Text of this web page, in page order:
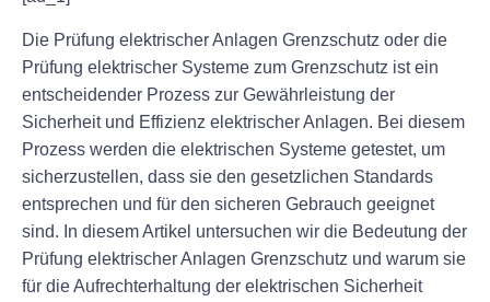
Die Prüfung elektrischer Anlagen Grenzschutz oder die
Prüfung elektrischer Systeme zum Grenzschutz ist ein
entscheidender Prozess zur Gewährleistung der
Sicherheit und Effizienz elektrischer Anlagen. Bei diesem
Prozess werden die elektrischen Systeme getestet, um
sicherzustellen, dass sie den gesetzlichen Standards
entsprechen und für den sicheren Gebrauch geeignet
sind. In diesem Artikel untersuchen wir die Bedeutung der
Prüfung elektrischer Anlagen Grenzschutz und warum sie
für die Aufrechterhaltung der elektrischen Sicherheit